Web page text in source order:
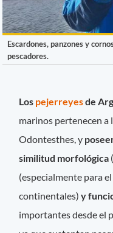
Escardones, panzones y
pescadores.
Los pejerreyesde
marinos pertenecen
Odontesthes, y
similitud morfológica
(especialmente para
continentales)y
importantes desde el